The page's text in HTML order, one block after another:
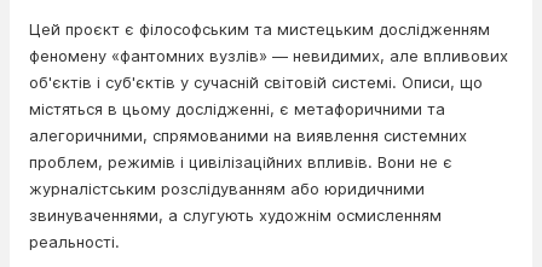
Цей проєкт є філософським та мистецьким дослідженням
феномену «фантомних вузлів» — невидимих, але впливових
об'єктів і суб'єктів у сучасній світовій системі. Описи, що
містяться в цьому дослідженні, є метафоричними та
алегоричними, спрямованими на виявлення системних
проблем, режимів і цивілізаційних впливів. Вони не є
журналістським розслідуванням або юридичними
звинуваченнями, а слугують художнім осмисленням
реальності.